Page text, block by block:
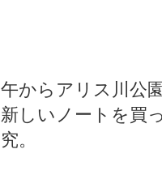
午からアリス川公
新しいノートを買
究。